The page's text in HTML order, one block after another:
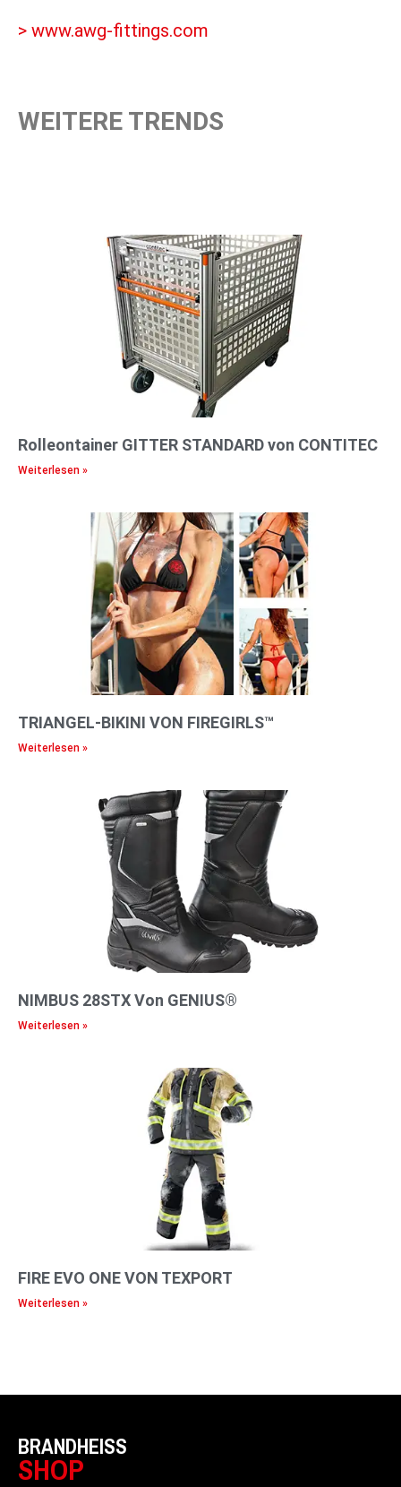
> www.awg-fittings.com
WEITERE TRENDS
Rolleontainer GITTER STANDARD von CONTITEC
Weiterlesen »
TRIANGEL-BIKINI VON FIREGIRLS™
Weiterlesen »
NIMBUS 28STX Von GENIUS®
Weiterlesen »
FIRE EVO ONE VON TEXPORT
Weiterlesen »
BRANDHEISS
SHOP